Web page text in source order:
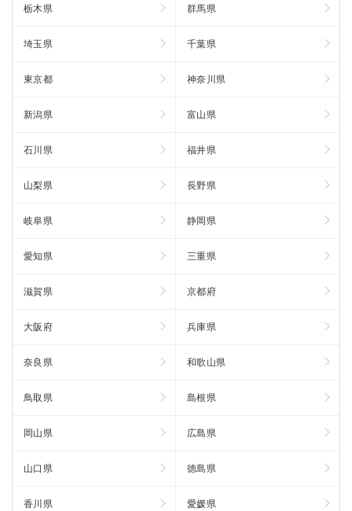
栃木県 群馬県
埼玉県 千葉県
東京都 神奈川県
新潟県 富山県
石川県 福井県
山梨県 長野県
岐阜県 静岡県
愛知県 三重県
滋賀県 京都府
大阪府 兵庫県
奈良県 和歌山県
鳥取県 島根県
岡山県 広島県
山口県 徳島県
香川県 愛媛県